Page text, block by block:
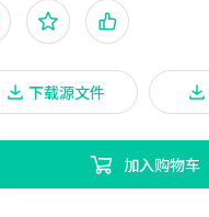
下载源文件
加入购物车